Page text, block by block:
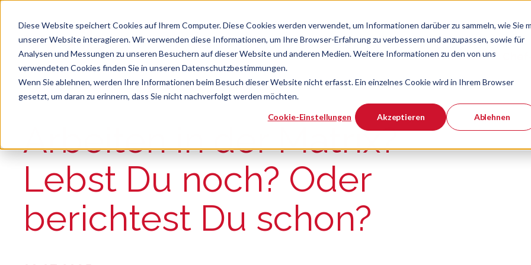
Diese Website speichert Cookies auf Ihrem Computer. Diese Cookies werden verwendet, um Informationen darüber zu sammeln, wie Sie
unserer Website interagieren. Wir verwenden diese Informationen, um Ihre Browser-Erfahrung zu verbessern und anzupassen, sowie für
Analysen und Messungen zu unseren Besuchern auf dieser Website und anderen Medien. Weitere Informationen zu den von uns
verwendeten Cookies finden Sie in unseren Datenschutzbestimmungen.
Wenn Sie ablehnen, werden Ihre Informationen beim Besuch dieser Website nicht erfasst. Ein einzelnes Cookie wird in Ihrem Browser
gesetzt, um daran zu erinnern, dass Sie nicht nachverfolgt werden möchten.
Cookie-Einstellungen Akzeptieren Ablehnen
Zeige
Verband
Suche
Es gibt keine Vorschläge, da das Suchfeld leer ist.
Arbeiten in der Matrix?
Lebst Du noch? Oder
berichtest Du schon?